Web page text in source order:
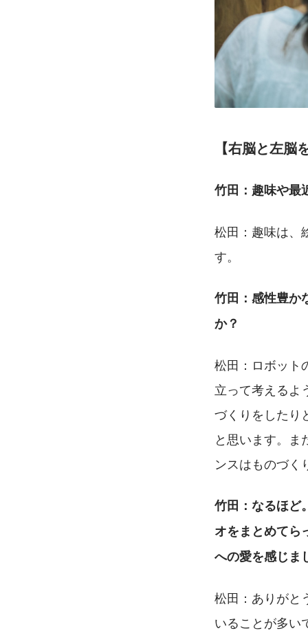
【右脳と左脳
竹田：趣味や最
松田：趣味は、
す。
竹田：感性豊か
か？
松田：ロボット
立って考えるよ
づくりをしたり
と思います。ま
ンスはものづく
竹田：なるほど
オをまとめてら
への愛を感じま
松田：ありがと
いることが多い